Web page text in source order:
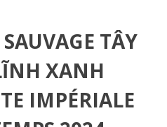
TÂY
XANH
IMPÉRIALE